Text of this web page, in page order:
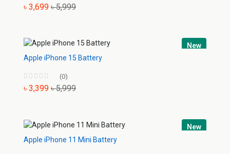
৳ 3,699 ৳ 5,999
New
Apple iPhone 15 Battery
(0)
৳ 3,399 ৳ 5,999
New
Apple iPhone 11 Mini Battery